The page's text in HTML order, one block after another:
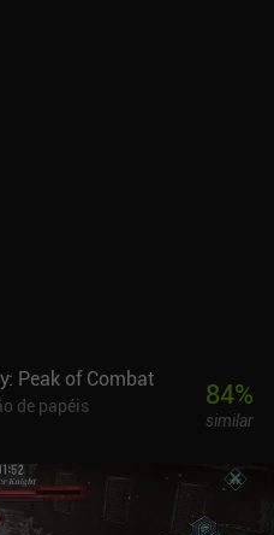
Peak of Combat
de papéis
84%
similar